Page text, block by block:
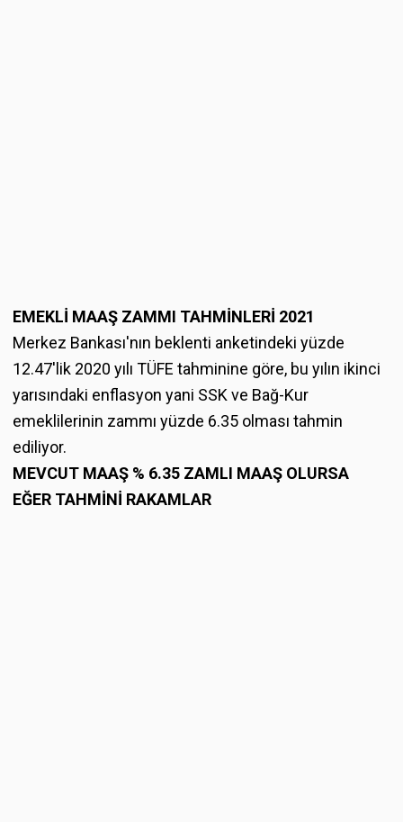
EMEKLİ MAAŞ ZAMMI TAHMİNLERİ 2021
Merkez Bankası'nın beklenti anketindeki yüzde
12.47'lik 2020 yılı TÜFE tahminine göre, bu yılın ikinci
yarısındaki enflasyon yani SSK ve Bağ-Kur
emeklilerinin zammı yüzde 6.35 olması tahmin
ediliyor.
MEVCUT MAAŞ % 6.35 ZAMLI MAAŞ OLURSA
EĞER TAHMİNİ RAKAMLAR